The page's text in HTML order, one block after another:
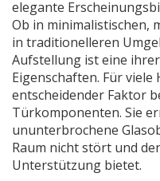
elegante
Ob in minimalistischen,
in traditionelleren
Aufstellung ist eine
Eigenschaften. Für
entscheidender Faktor
Türkomponenten. Sie
ununterbrochene
Raum nicht stört und
Unterstützung bietet.